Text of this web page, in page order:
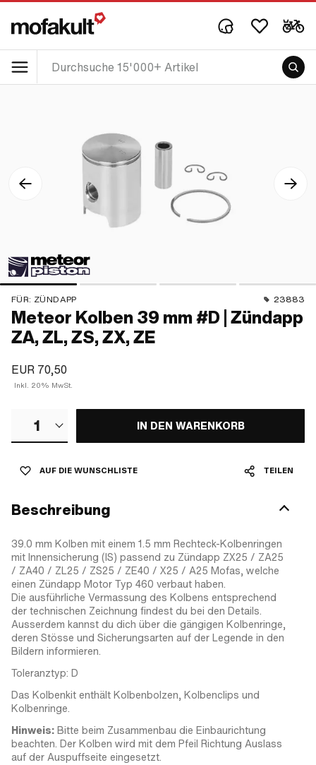
FÜR: ZÜNDAPP 23883
Meteor Kolben 39 mm #D | Zündapp
ZA, ZL, ZS, ZX, ZE
EUR 70,50
Inkl. 20% MwSt.
1 IN DEN WARENKORB
AUF DIE WUNSCHLISTE TEILEN
Beschreibung
39.0 mm Kolben mit einem 1.5 mm Rechteck-Kolbenringen
mit Innensicherung (IS) passend zu Zündapp ZX25 / ZA25
/ ZA40 / ZL25 / ZS25 / ZE40 / X25 / A25 Mofas, welche
einen Zündapp Motor Typ 460 verbaut haben.
Die ausführliche Vermassung des Kolbens entsprechend
der technischen Zeichnung findest du bei den Details.
Ausserdem kannst du dich über die gängigen Kolbenringe,
deren Stösse und Sicherungsarten auf der Legende in den
Bildern informieren.
Toleranztyp: D
Das Kolbenkit enthält Kolbenbolzen, Kolbenclips und
Kolbenringe.
Hinweis: Bitte beim Zusammenbau die Einbaurichtung
beachten. Der Kolben wird mit dem Pfeil Richtung Auslass
auf der Auspuffseite eingesetzt.